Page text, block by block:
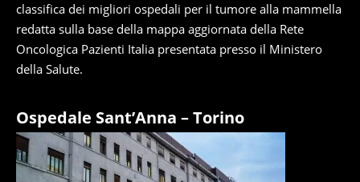
classifica dei migliori ospedali per il tumore alla mammella
redatta sulla base della mappa aggiornata della Rete
Oncologica Pazienti Italia presentata presso il Ministero
della Salute.
Ospedale Sant’Anna – Torino